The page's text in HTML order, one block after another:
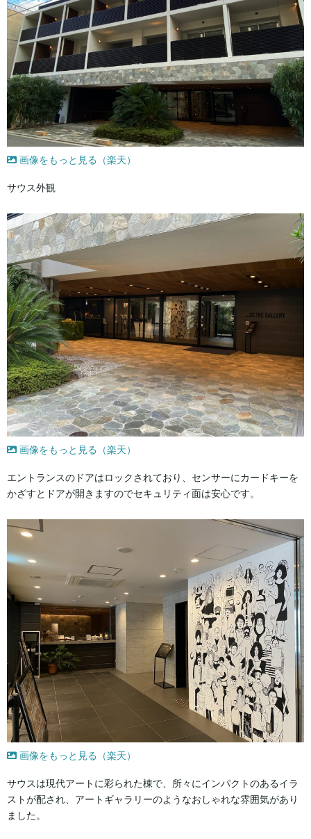
画像をもっと見る（楽天）
サウス外観
画像をもっと見る（楽天）
エントランスのドアはロックされており、センサーにカードキーを
かざすとドアが開きますのでセキュリティ面は安心です。
画像をもっと見る（楽天）
サウスは現代アートに彩られた棟で、所々にインパクトのあるイラ
ストが配され、アートギャラリーのようなおしゃれな雰囲気があり
ました。